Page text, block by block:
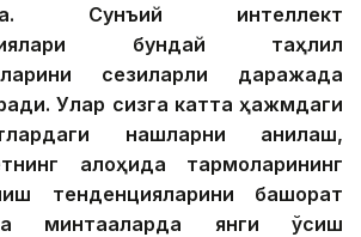
Сунъий интеллект
бундай таҳлил
сезиларли даражада
Улар сизга катта ҳажмдаги
нақшларни аниқлаш,
алоҳида тармоқларининг
тенденцияларини башорат
минтақаларда янги ўсиш